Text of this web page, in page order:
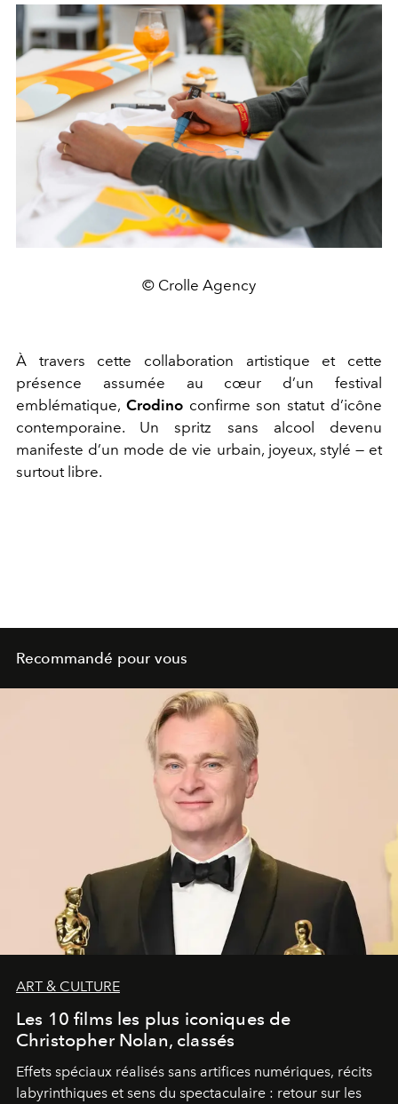
© Crolle Agency
À travers cette collaboration artistique et cette
présence assumée au cœur d’un festival
emblématique, Crodinoconfirme son statut d’icône
contemporaine. Un spritz sans alcool devenu
manifeste d’un mode de vie urbain, joyeux, stylé — et
surtout libre.
Recommandé pour vous
ART & CULTURE
Les 10 films les plus iconiques de
Christopher Nolan, classés
Effets spéciaux réalisés sans artifices numériques, récits
labyrinthiques et sens du spectaculaire : retour sur les